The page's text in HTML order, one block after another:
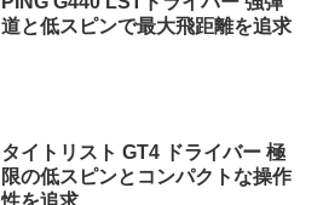
道と低スピンで最大飛距離を追求
タイトリスト GT4 ドライバー 極
限の低スピンとコンパクトな操作
性を追求